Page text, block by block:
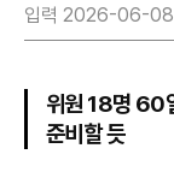
입력 2026-06-08
위원 18명 60
준비할 듯